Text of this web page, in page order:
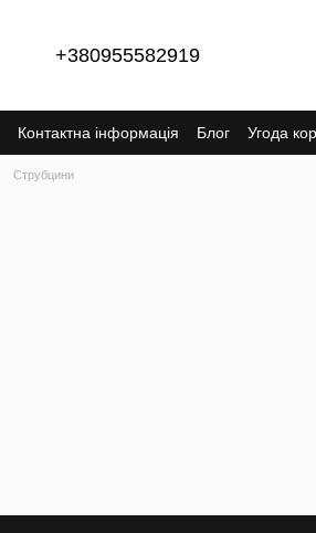
+380955582919
Контактна інформація Блог Угода
Струбцини